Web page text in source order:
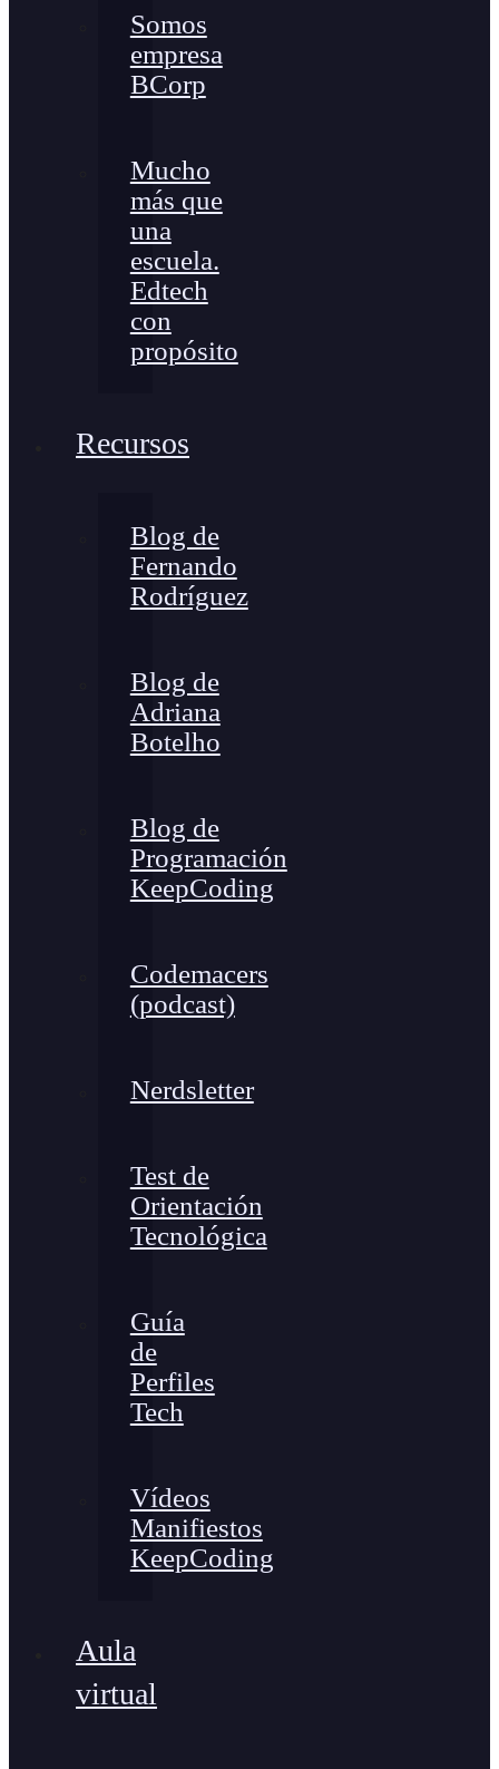
Somos
empresa
BCorp
Mucho
más que
una
escuela.
Edtech
con
propósito
Recursos
Blog de
Fernando
Rodríguez
Blog de
Adriana
Botelho
Blog de
Programación
KeepCoding
Codemacers
(podcast)
Nerdsletter
Test de
Orientación
Tecnológica
Guía
de
Perfiles
Tech
Vídeos
Manifiestos
KeepCoding
Aula
virtual